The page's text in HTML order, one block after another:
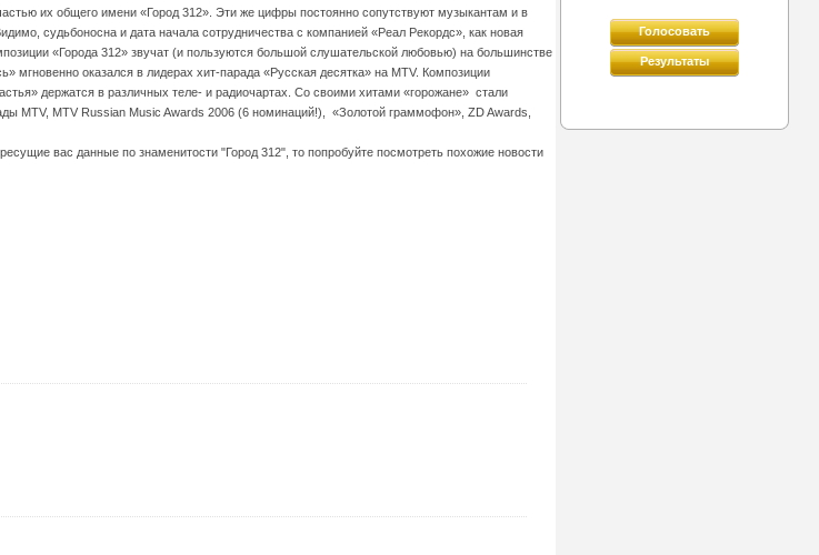
их общего имени «Город 312». Эти же цифры постоянно сопутствуют музыкантам и в
судьбоносна и дата начала сотрудничества с компанией «Реал Рекордс», как новая
«Города 312» звучат (и пользуются большой слушательской любовью) на большинстве
мгновенно оказался в лидерах хит-парада «Русская десятка» на MTV. Композиции
держатся в различных теле- и радиочартах. Со своими хитами «горожане» стали
MTV, MTV Russian Music Awards 2006 (6 номинаций!), «Золотой граммофон», ZD Awards,
вас данные по знаменитости "Город 312", то попробуйте посмотреть похожие новости
Голосовать
Результаты